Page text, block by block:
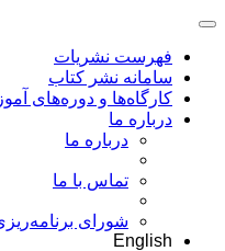
فهرست نشریات
سامانه نشر کتاب
کارگاه‌ها و دوره‌های
درباره ما
درباره ما
تماس با ما
شورای
English